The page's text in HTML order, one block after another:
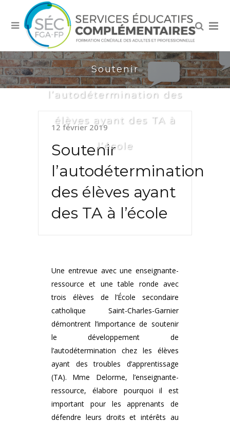
Soutenir
l’autodétermination des
élèves ayant des TA à
l’école
12 février 2019
Soutenir
l’autodétermination
des élèves ayant
des TA à l’école
Une entrevue avec une enseignante-
ressource et une table ronde avec
trois élèves de l’École secondaire
catholique Saint-Charles-Garnier
démontrent l’importance de soutenir
le développement de
l’autodétermination chez les élèves
ayant des troubles d’apprentissage
(TA). Mme Delorme, l’enseignante-
ressource, élabore pourquoi il est
important pour les apprenants de
défendre leurs droits et intérêts au